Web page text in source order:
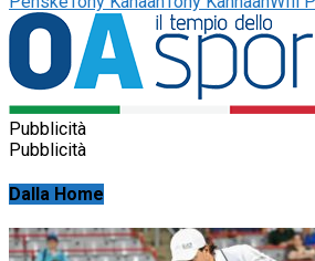
Pubblicità
Pubblicità
Dalla Home